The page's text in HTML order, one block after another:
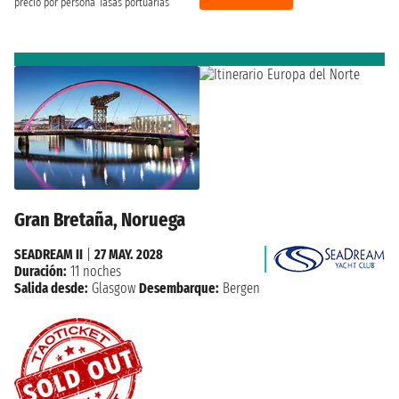
Gran Bretaña, Noruega
SEADREAM II
27 MAY. 2028
Duración: 11 noches
Salida desde: Glasgow Desembarque: Bergen